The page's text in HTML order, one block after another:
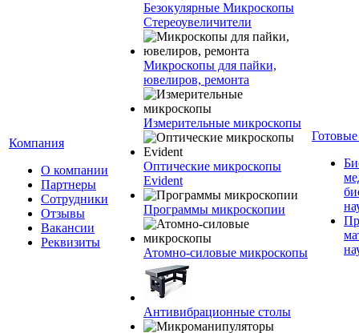
Компания
О компании
Партнеры
Сотрудники
Отзывы
Вакансии
Реквизиты
Безокулярные Микроскопы
Стереоувеличители
Микроскопы для пайки,
ювелиров, ремонта
Измерительные микроскопы
Оптические микроскопы
Evident
Программы микроскопии
Атомно-силовые микроскопы
Антивибрационные столы